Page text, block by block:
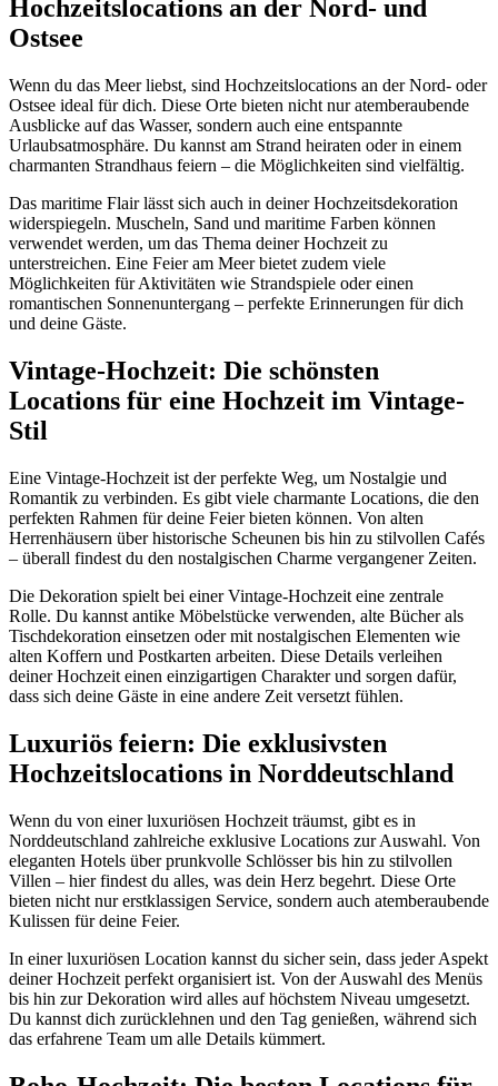
Hochzeitslocations an der Nord- und
Ostsee
Wenn du das Meer liebst, sind Hochzeitslocations an der Nord- oder
Ostsee ideal für dich. Diese Orte bieten nicht nur atemberaubende
Ausblicke auf das Wasser, sondern auch eine entspannte
Urlaubsatmosphäre. Du kannst am Strand heiraten oder in einem
charmanten Strandhaus feiern – die Möglichkeiten sind vielfältig.
Das maritime Flair lässt sich auch in deiner Hochzeitsdekoration
widerspiegeln. Muscheln, Sand und maritime Farben können
verwendet werden, um das Thema deiner Hochzeit zu
unterstreichen. Eine Feier am Meer bietet zudem viele
Möglichkeiten für Aktivitäten wie Strandspiele oder einen
romantischen Sonnenuntergang – perfekte Erinnerungen für dich
und deine Gäste.
Vintage-Hochzeit: Die schönsten
Locations für eine Hochzeit im Vintage-
Stil
Eine Vintage-Hochzeit ist der perfekte Weg, um Nostalgie und
Romantik zu verbinden. Es gibt viele charmante Locations, die den
perfekten Rahmen für deine Feier bieten können. Von alten
Herrenhäusern über historische Scheunen bis hin zu stilvollen Cafés
– überall findest du den nostalgischen Charme vergangener Zeiten.
Die Dekoration spielt bei einer Vintage-Hochzeit eine zentrale
Rolle. Du kannst antike Möbelstücke verwenden, alte Bücher als
Tischdekoration einsetzen oder mit nostalgischen Elementen wie
alten Koffern und Postkarten arbeiten. Diese Details verleihen
deiner Hochzeit einen einzigartigen Charakter und sorgen dafür,
dass sich deine Gäste in eine andere Zeit versetzt fühlen.
Luxuriös feiern: Die exklusivsten
Hochzeitslocations in Norddeutschland
Wenn du von einer luxuriösen Hochzeit träumst, gibt es in
Norddeutschland zahlreiche exklusive Locations zur Auswahl. Von
eleganten Hotels über prunkvolle Schlösser bis hin zu stilvollen
Villen – hier findest du alles, was dein Herz begehrt. Diese Orte
bieten nicht nur erstklassigen Service, sondern auch atemberaubende
Kulissen für deine Feier.
In einer luxuriösen Location kannst du sicher sein, dass jeder Aspekt
deiner Hochzeit perfekt organisiert ist. Von der Auswahl des Menüs
bis hin zur Dekoration wird alles auf höchstem Niveau umgesetzt.
Du kannst dich zurücklehnen und den Tag genießen, während sich
das erfahrene Team um alle Details kümmert.